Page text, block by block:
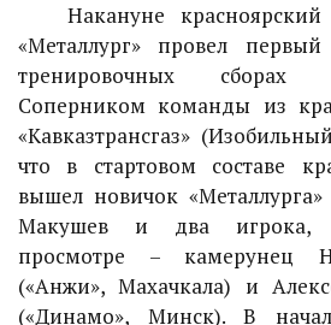
Накануне красноярский
«Металлург» провел
тренировочных сборах
Соперником команды из
«Кавказтрансгаз»
что в стартовом составе
вышел новичок
Макушев и два игрока,
просмотре – камерунец
(«Анжи», Махачкала) и
(«Динамо», Минск). В